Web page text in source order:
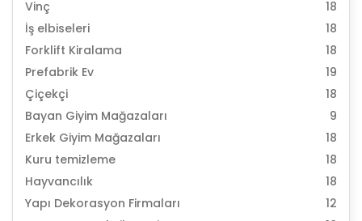
Vinç
18
İş elbiseleri
18
Forklift Kiralama
18
Prefabrik Ev
19
Çiçekçi
18
Bayan Giyim Mağazaları
9
Erkek Giyim Mağazaları
18
Kuru temizleme
18
Hayvancılık
18
Yapı Dekorasyon Firmaları
12